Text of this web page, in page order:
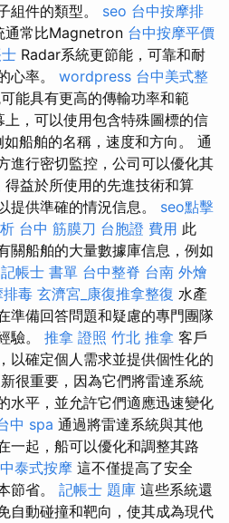
組件的類型。 seo 台中按摩排
通常比Magnetron 台中按摩平價
Radar系統更節能，可靠和耐
心率。 wordpress 台中美式整
能具有更高的傳輸功率和範
上，可以使用包含特殊圖標的信
船舶的名稱，速度和方向。 通
進行密切監控，公司可以優化其
得益於所使用的先進技術和算
供準確的情況信息。 seo點擊
台中 筋膜刀 台胞證 費用 此
關船舶的大量數據庫信息，例如
記帳士 書單 台中整脊 台南 外燴
排毒 玄濟宮_康復推拿整復 水產
準備回答問題和疑慮的專門團隊
驗。 推拿 證照 竹北 推拿 客戶
以確定個人需求並提供個性化的
很重要，因為它們將雷達系統
水平，並允許它們適應迅速變化
中 spa 通過將雷達系統與其他
一起，船可以優化和調整其路
泰式按摩 這不僅提高了安全
節省。 記帳士 題庫 這些系統還
自動碰撞和靶向，使其成為現代